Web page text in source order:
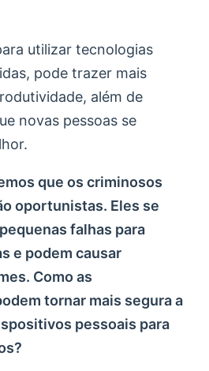
utilizar tecnologias
pode trazer mais
além de
novas pessoas se
que os criminosos
oportunistas. Eles se
falhas para
e podem causar
Como as
tornar mais segura a
pessoais para